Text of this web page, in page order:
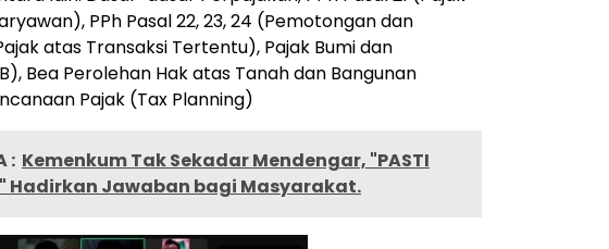
PPh Pasal 22, 23, 24 (Pemotongan dan
atas Transaksi Tertentu), Pajak Bumi dan
Bea Perolehan Hak atas Tanah dan Bangunan
Pajak (Tax Planning)
: Kemenkum Tak Sekadar Mendengar, "PASTI
Hadirkan Jawaban bagi Masyarakat.